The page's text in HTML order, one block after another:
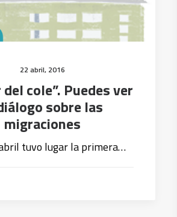
22 abril, 2016
cole”. Puedes ver
sobre las
migraciones
tuvo lugar la primera…